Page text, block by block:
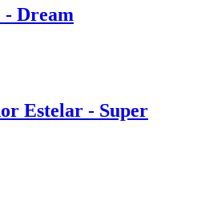
- Dream
Estelar - Super